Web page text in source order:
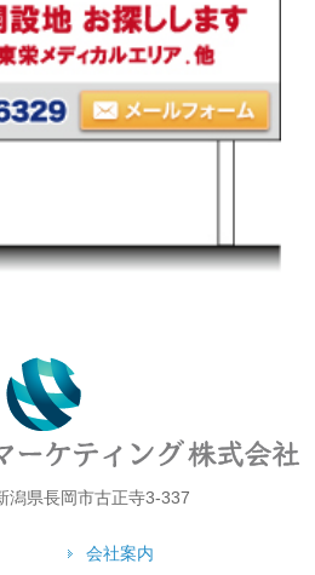
潟県長岡市古正寺3-337
会社案内